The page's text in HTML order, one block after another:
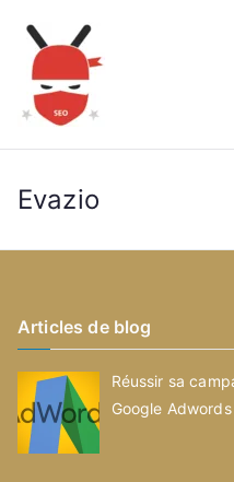
contenu
Evazio
Articles de blog
Réussir sa
Google Adwords